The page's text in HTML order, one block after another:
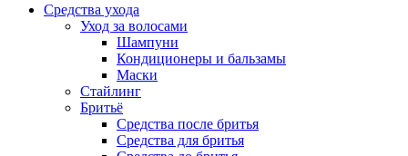
Средства ухода
Уход за волосами
Шампуни
Кондиционеры и бальзамы
Маски
Стайлинг
Бритьё
Средства после бритья
Средства для бритья